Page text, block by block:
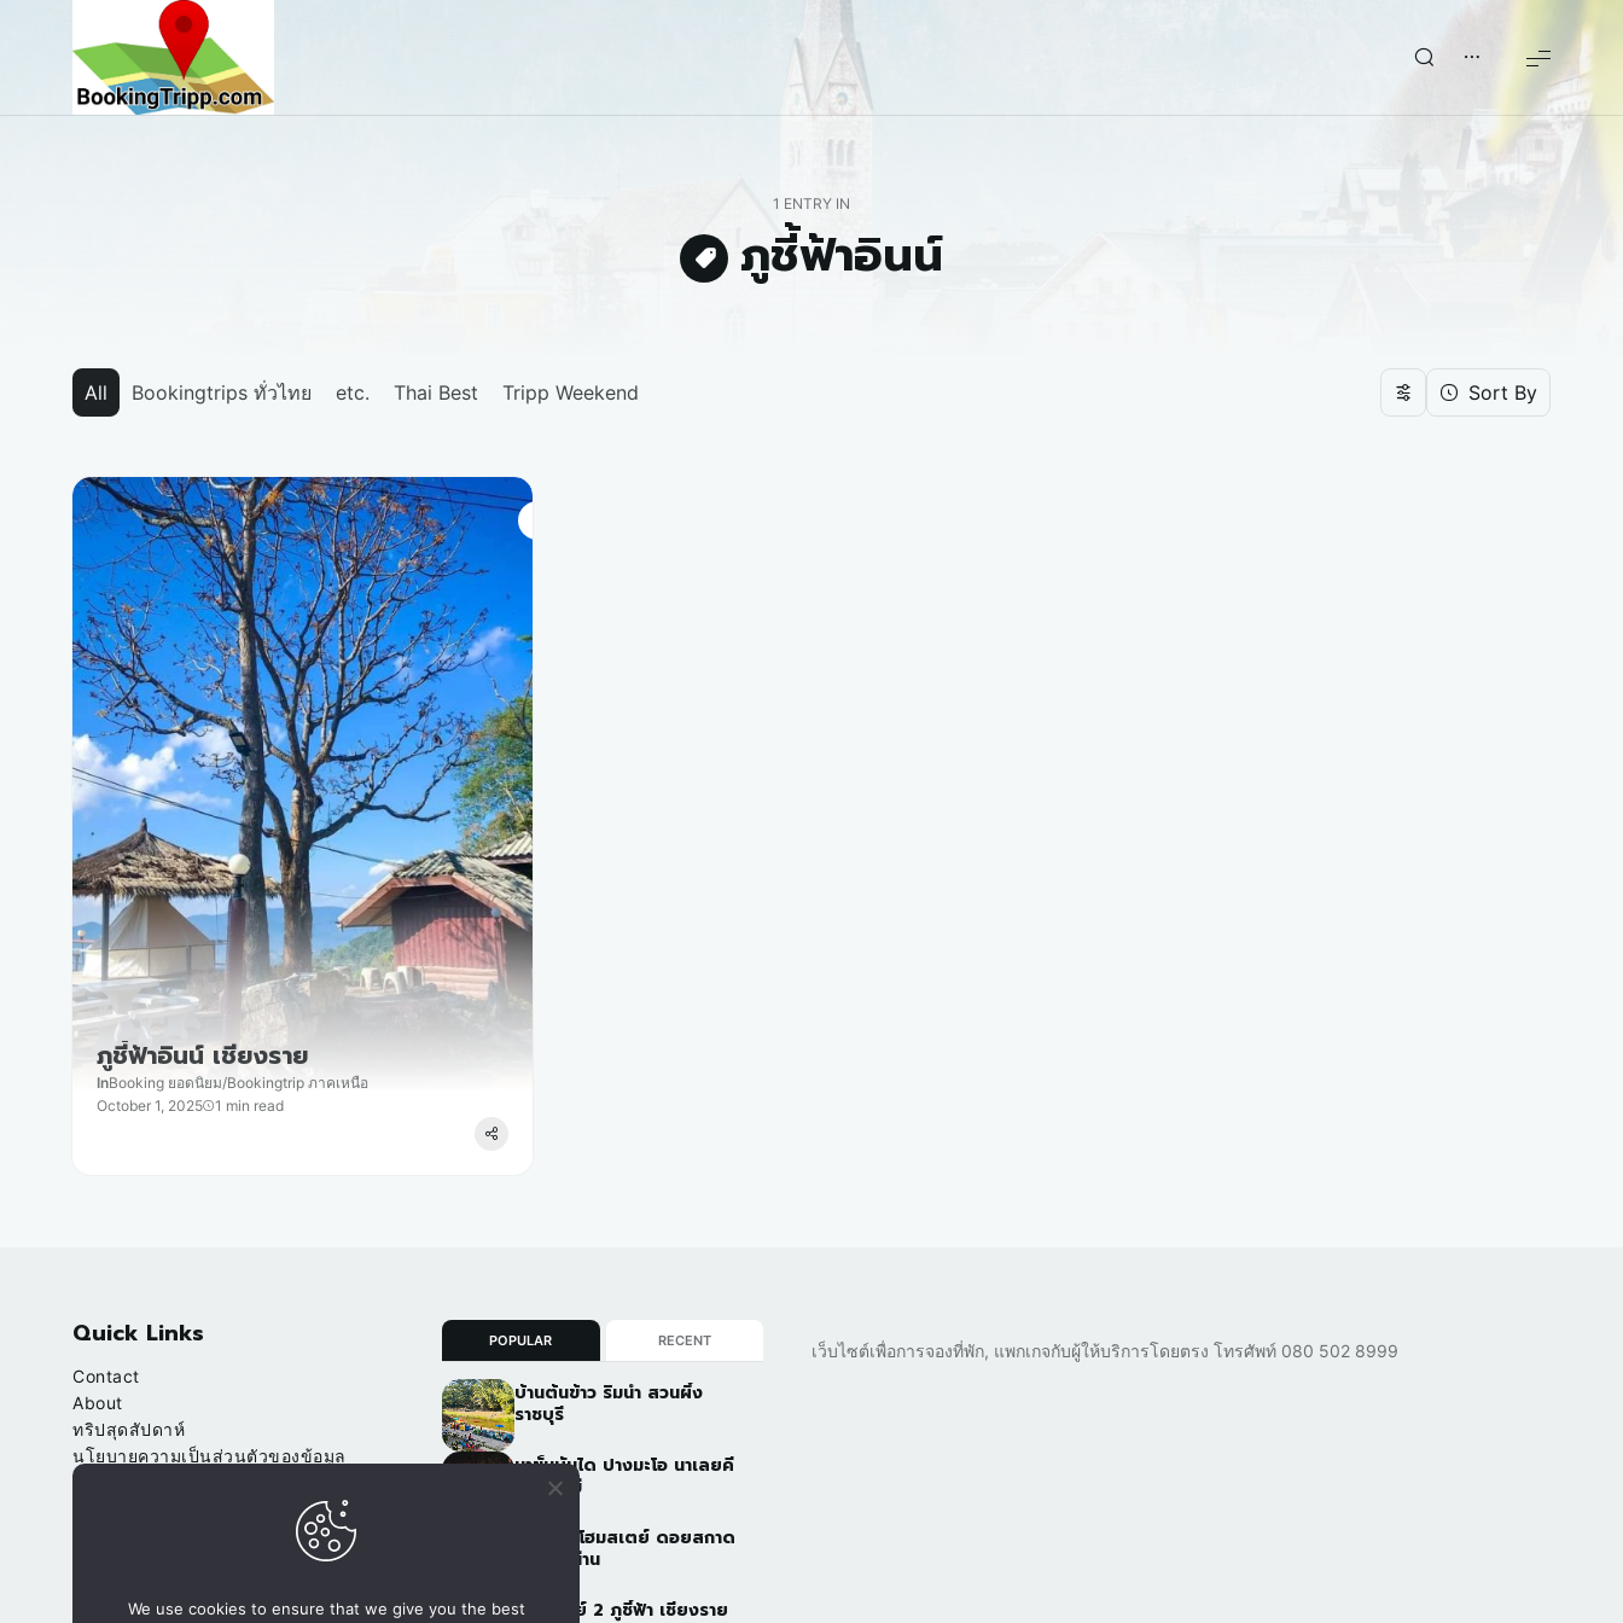
bookingtripp.com
1 ENTRY IN
ภูชี้ฟ้าอินน์
All Bookingtrips ทั่วไทย etc. Thai Best Tripp Weekend Sort By
ภูชี้ฟ้าอินน์ เชียงราย
InBooking ยอดนิยม/Bookingtrip ภาคเหนือ
October 1, 2025
1 min read
Quick Links
Contact
About
ทริปสุดสัปดาห์
นโยบายความเป็นส่วนตัวของข้อมูล
จองที่พัก.com
POPULAR RECENT
บ้านต้นข้าว ริมน้ำ สวนผึ้ง
ราชบุรี
นาขั้นบันได ปางมะโอ นาเลยคี
เชียงใหม่
จาวดอยโฮมสเตย์ ดอยสกาด
อ.ปัว จ.น่าน
ภูฟ้าอารีย์ 2 ภูชี้ฟ้า เชียงราย
เว็บไซต์เพื่อการจองที่พัก, แพกเกจกับผู้ให้บริการโดยตรง โทรศัพท์ 080 502 8999
We use cookies to ensure that we give you the best